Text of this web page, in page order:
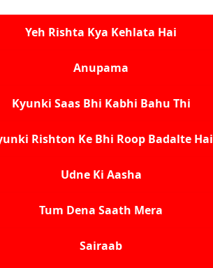
Yeh Rishta Kya Kehlata Hai
Anupama
Kyunki Saas Bhi Kabhi Bahu Thi
Rishton Ke Bhi Roop Badalte Hai
Udne Ki Aasha
Tum Dena Saath Mera
Sairaab